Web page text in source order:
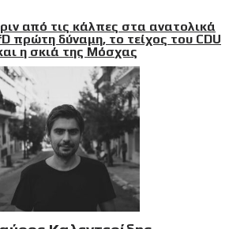
από τις κάλπες στα ανατολικά
πρώτη δύναμη, το τείχος του CDU
η σκιά της Μόσχας